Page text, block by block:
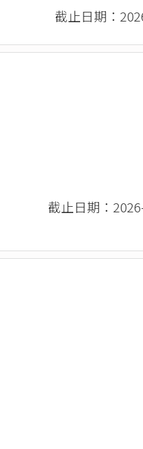
截止日期：
截止日期：